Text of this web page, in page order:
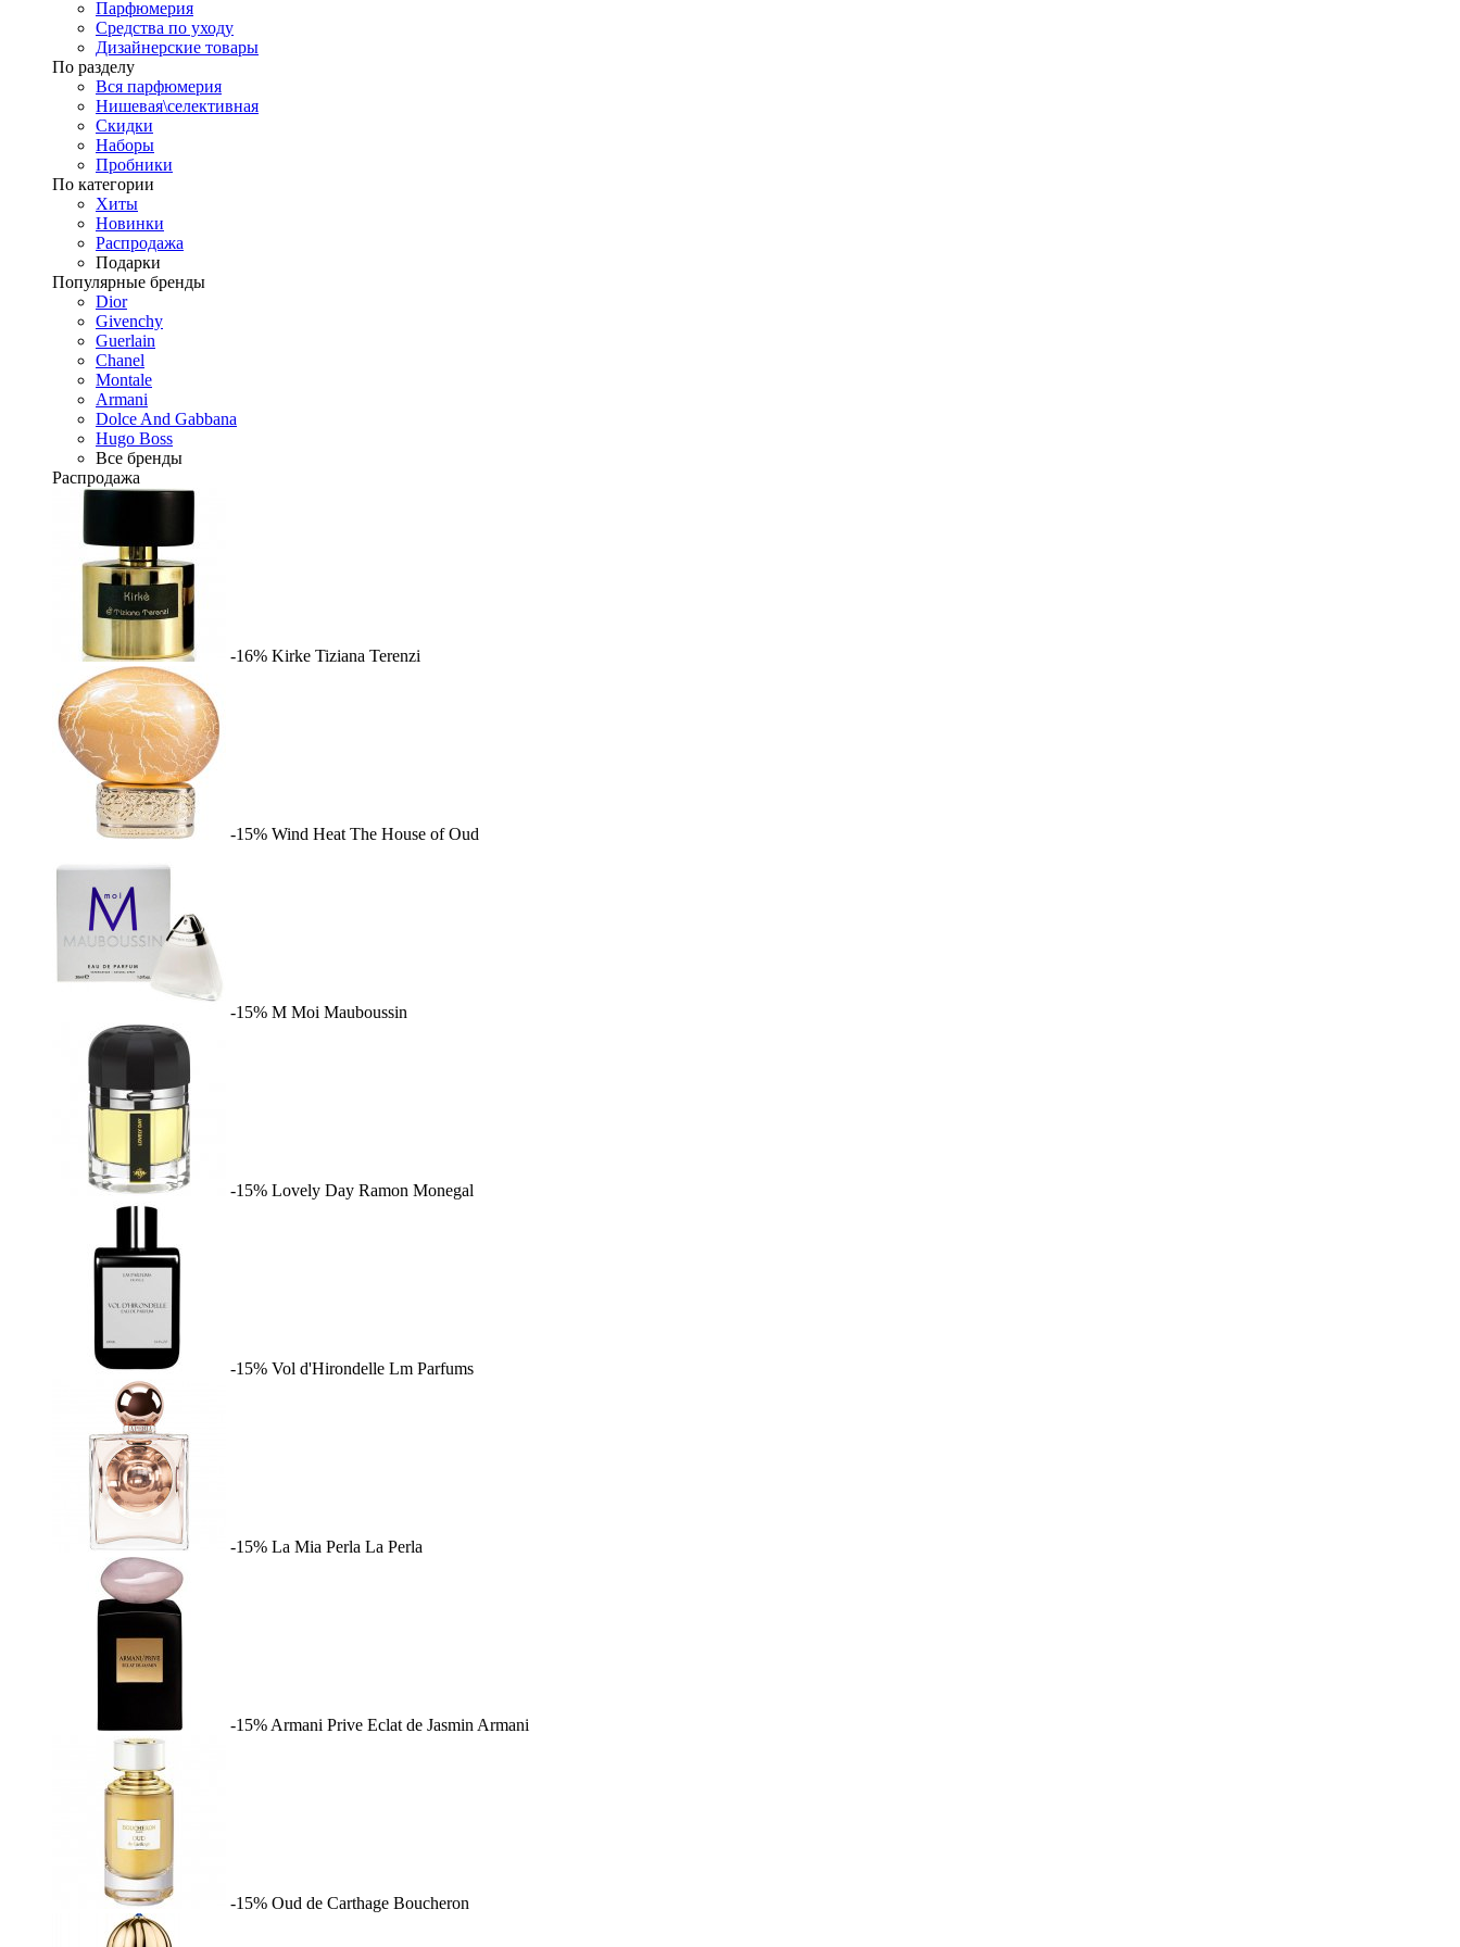
Парфюмерия
Средства по уходу
Дизайнерские товары
По разделу
Вся парфюмерия
Нишевая\селективная
Скидки
Наборы
Пробники
По категории
Хиты
Новинки
Распродажа
Подарки
Популярные бренды
Dior
Givenchy
Guerlain
Chanel
Montale
Armani
Dolce And Gabbana
Hugo Boss
Все бренды
Распродажа
-16% Kirke Tiziana Terenzi
-15% Wind Heat The House of Oud
-15% M Moi Mauboussin
-15% Lovely Day Ramon Monegal
-15% Vol d'Hirondelle Lm Parfums
-15% La Mia Perla La Perla
-15% Armani Prive Eclat de Jasmin Armani
-15% Oud de Carthage Boucheron